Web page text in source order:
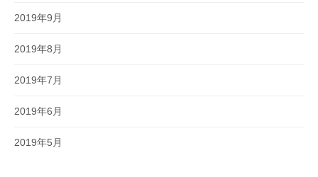
2019年9月
2019年8月
2019年7月
2019年6月
2019年5月